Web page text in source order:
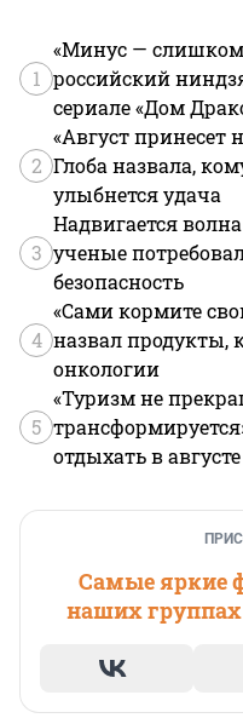
1
«Минус — слишком
российский
сериале «Дом
2
«Август принесет
Глоба назвала,
улыбнется удача
3
Надвигается
ученые
безопасность
4
«Сами кормите
назвал продукты,
онкологии
5
«Туризм не
отдыхать в
Самые яркие
наших